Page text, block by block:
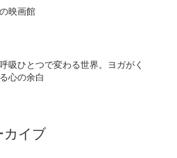
映画館
吸ひとつで変わる世界。ヨガがく
心の余白
カイブ